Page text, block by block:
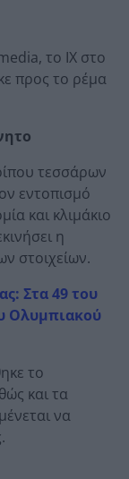
το ΙΧ στο
προς το ρέμα
τεσσάρων
εντοπισμό
και κλιμάκιο
η
στοιχείων.
Στα 49 του
Ολυμπιακού
το
και τα
να